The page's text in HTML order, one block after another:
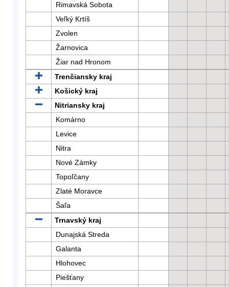
Rimavská Sobota
Veľký Krtíš
Zvolen
Žarnovica
Žiar nad Hronom
Trenčiansky kraj
Košický kraj
Nitriansky kraj
Komárno
Levice
Nitra
Nové Zámky
Topoľčany
Zlaté Moravce
Šaľa
Trnavský kraj
Dunajská Streda
Galanta
Hlohovec
Piešťany